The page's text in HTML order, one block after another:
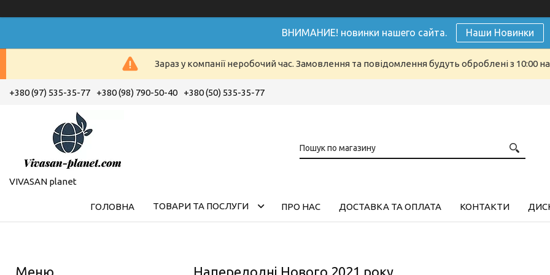
ВНИМАНИЕ! новинки нашего сайта. Наши Новинки
Зараз у компанії неробочий час. Замовлення та повідомлення будуть оброблені з 10:00
+380 (97) 535-35-77 +380 (98) 790-50-40 +380 (50) 535-35-77
VIVASAN planet
ГОЛОВНА ТОВАРИ ТА ПОСЛУГИ ПРО НАС ДОСТАВКА ТА ОПЛАТА КОНТАКТИ
Напередодні Нового 2021 року